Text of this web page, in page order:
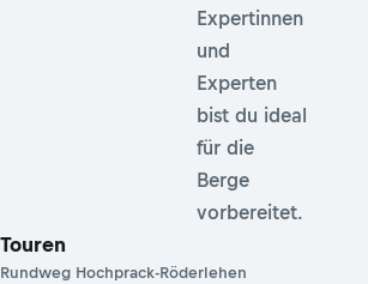
Expertinnen
und
Experten
bist du ideal
für die
Berge
vorbereitet.
Touren
Rundweg Hochprack-Röderlehen